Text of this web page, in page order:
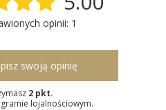
opinii: 1
swoją opinię
2 pkt.
lojalnościowym.